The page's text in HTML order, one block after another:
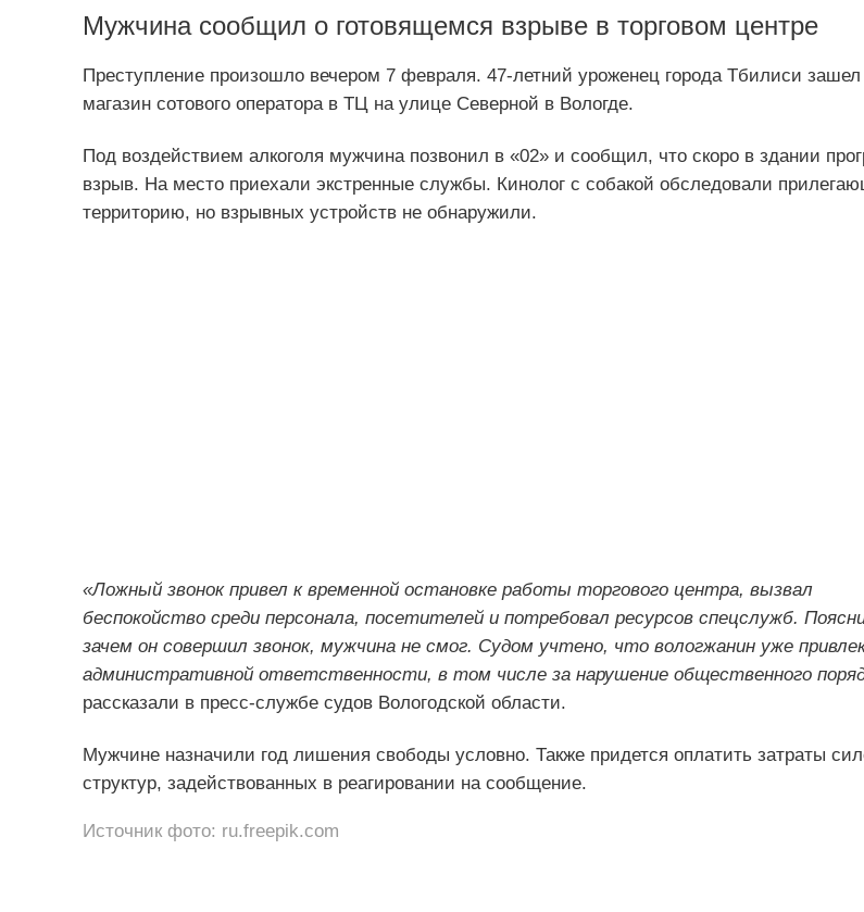
Мужчина сообщил о готовящемся взрыве в торговом центре
Преступление произошло вечером 7 февраля. 47-летний уроженец города Тбилиси зашел
магазин сотового оператора в ТЦ на улице Северной в Вологде.
Под воздействием алкоголя мужчина позвонил в «02» и сообщил, что скоро в здании
взрыв. На место приехали экстренные службы. Кинолог с собакой обследовали
территорию, но взрывных устройств не обнаружили.
«Ложный звонок привел к временной остановке работы торгового центра, вызвал
беспокойство среди персонала, посетителей и потребовал ресурсов спецслужб.
зачем он совершил звонок, мужчина не смог. Судом учтено, что вологжанин уже
административной ответственности, в том числе за нарушение общественного
рассказали в пресс-службе судов Вологодской области.
Мужчине назначили год лишения свободы условно. Также придется оплатить затраты
структур, задействованных в реагировании на сообщение.
Источник фото: ru.freepik.com